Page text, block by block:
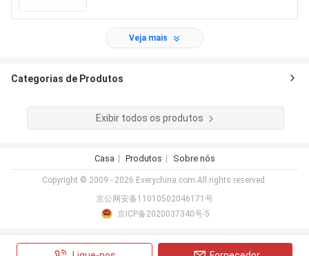
Veja mais
Categorias de Produtos
Exibir todos os produtos
Casa Produtos Sobre nós
Copyright © 2009 - 2026 Everychina.com.All rights reserved.
京公网安备11010502046171号
京ICP备2020037340号-5